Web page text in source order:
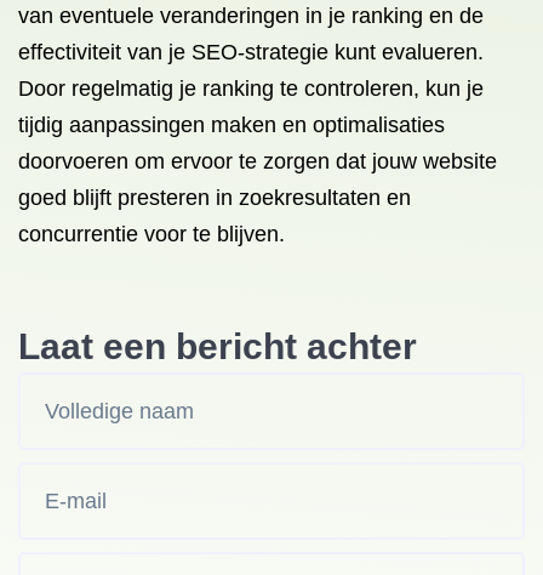
van eventuele veranderingen in je ranking en de
effectiviteit van je SEO-strategie kunt evalueren.
Door regelmatig je ranking te controleren, kun je
tijdig aanpassingen maken en optimalisaties
doorvoeren om ervoor te zorgen dat jouw website
goed blijft presteren in zoekresultaten en
concurrentie voor te blijven.
Laat een bericht achter